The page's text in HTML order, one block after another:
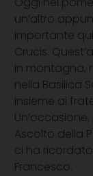
un’altro
importante
Crucis.
in montagna,
nella Basilica
insieme ai
Ascolto della
ci ha
Francesco.